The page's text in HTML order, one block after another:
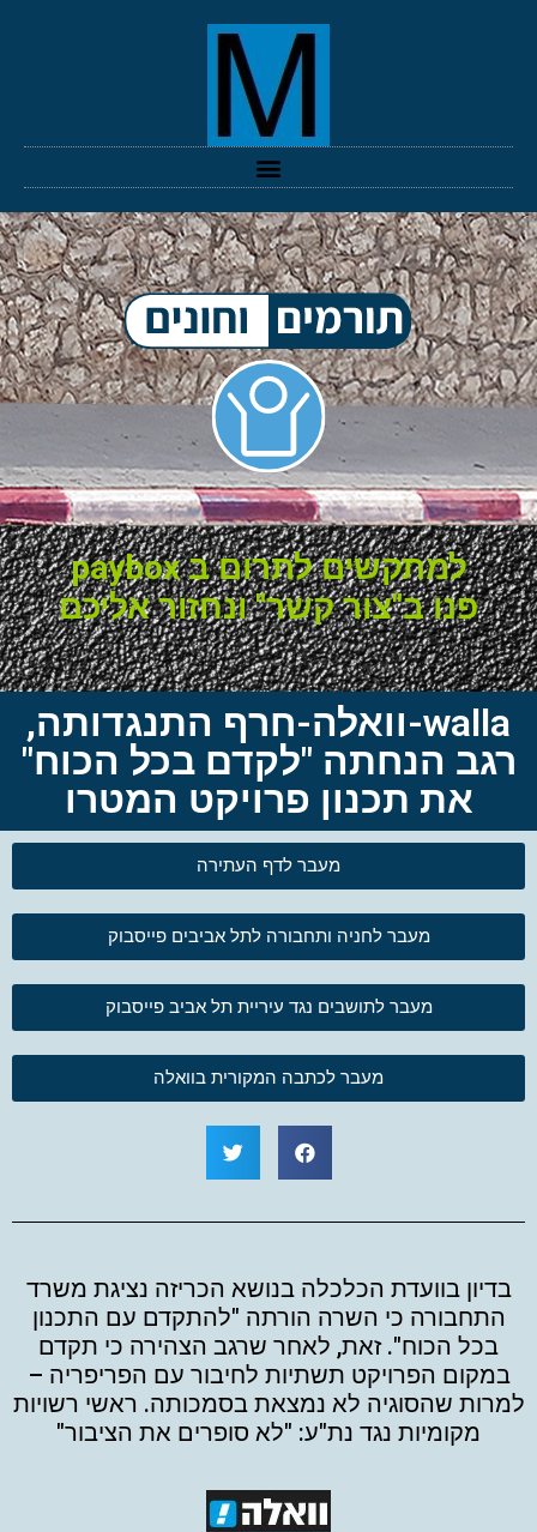
למתקשים לתרום ב paybox
פנו ב"צור קשר" ונחזור אליכם
walla-וואלה-חרף התנגדותה,
רגב הנחתה "לקדם בכל הכוח"
את תכנון פרויקט המטרו
מעבר לדף העתירה
מעבר לחניה ותחבורה לתל אביבים פייסבוק
מעבר לתושבים נגד עיריית תל אביב פייסבוק
מעבר לכתבה המקורית בוואלה
בדיון בוועדת הכלכלה בנושא הכריזה נציגת משרד
התחבורה כי השרה הורתה "להתקדם עם התכנון
בכל הכוח". זאת, לאחר שרגב הצהירה כי תקדם
במקום הפרויקט תשתיות לחיבור עם הפריפריה –
למרות שהסוגיה לא נמצאת בסמכותה. ראשי רשויות
מקומיות נגד נת"ע: "לא סופרים את הציבור"